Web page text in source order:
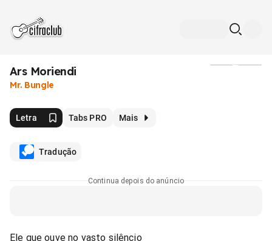
Ars Moriendi
Mr. Bungle
Letra Tabs PRO Mais
Tradução
Continua depois do anúncio
Ele que ouve no vasto silêncio